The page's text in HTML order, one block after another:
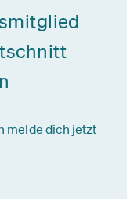
melde dich jetzt